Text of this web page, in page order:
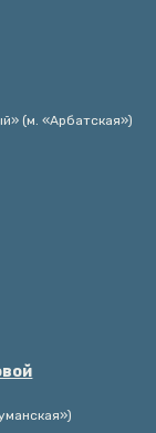
(м. «Арбатская»)